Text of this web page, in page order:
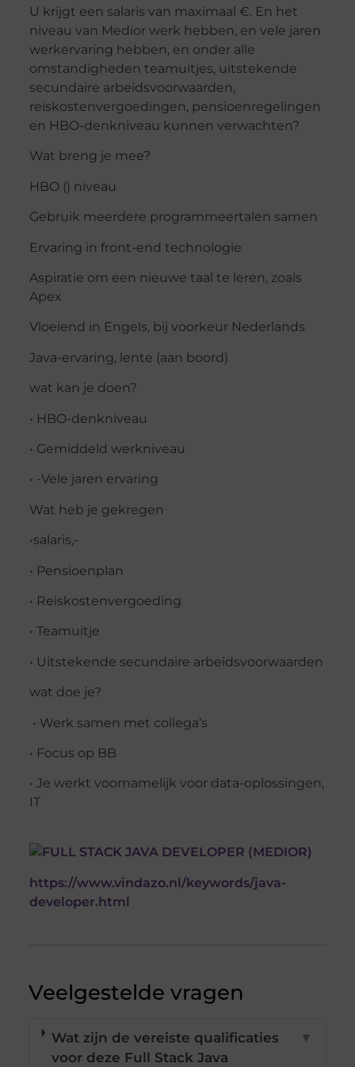
U krijgt een salaris van maximaal €. En het
niveau van Medior werk hebben, en vele jaren
werkervaring hebben, en onder alle
omstandigheden teamuitjes, uitstekende
secundaire arbeidsvoorwaarden,
reiskostenvergoedingen, pensioenregelingen
en HBO-denkniveau kunnen verwachten?
Wat breng je mee?
HBO () niveau
Gebruik meerdere programmeertalen samen
Ervaring in front-end technologie
Aspiratie om een ​​nieuwe taal te leren, zoals
Apex
Vloeiend in Engels, bij voorkeur Nederlands
Java-ervaring, lente (aan boord)
wat kan je doen?
• HBO-denkniveau
• Gemiddeld werkniveau
• -Vele jaren ervaring
Wat heb je gekregen
•salaris,-
• Pensioenplan
• Reiskostenvergoeding
• Teamuitje
• Uitstekende secundaire arbeidsvoorwaarden
wat doe je?
• Werk samen met collega’s
• Focus op BB
• Je werkt voornamelijk voor data-oplossingen,
IT
https://www.vindazo.nl/keywords/java-
developer.html
Veelgestelde vragen
Wat zijn de vereiste qualificaties
voor deze Full Stack Java
▼